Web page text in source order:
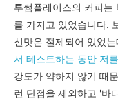
투썸플레이스의 커피는
를 가지고 있었습니다.
신맛은 절제되어 있었는
서 테스트하는 동안 저
강도가 약하지 않기 때
런 단점을 제외하고 '바